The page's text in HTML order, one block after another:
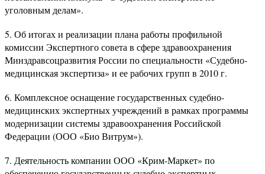
уголовным делам».
5. Об итогах и реализации плана работы профильной
комиссии Экспертного совета в сфере здравоохранения
Минздравсоцразвития России по специальности «Судебно-
медицинская экспертиза» и ее рабочих групп в 2010 г.
6. Комплексное оснащение государственных судебно-
медицинских экспертных учреждений в рамках программы
модернизации системы здравоохранения Российской
Федерации (ООО «Био Витрум»).
7. Деятельность компании ООО «Крим-Маркет» по